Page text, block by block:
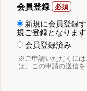
会員登録
新規に会員登録
規ご登録となります
会員登録済み
※ご申請いただくには
は、この申請の送信